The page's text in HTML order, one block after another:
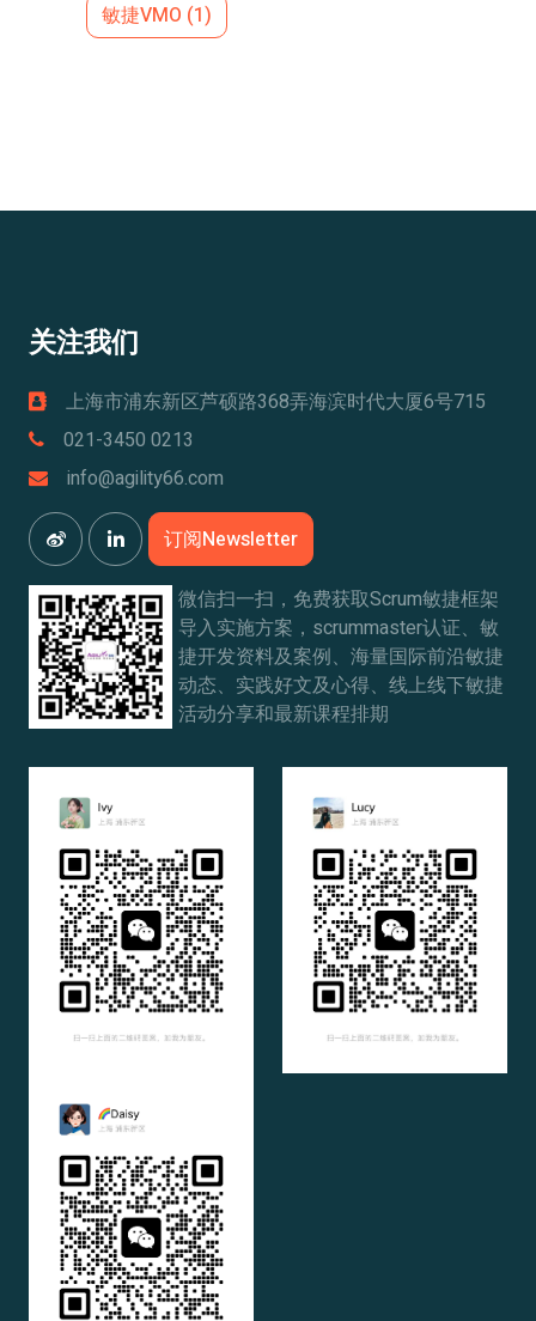
敏捷VMO (1)
关注我们
上海市浦东新区芦硕路368弄海滨时代大厦6号715
021-3450 0213
info@agility66.com
订阅Newsletter
微信扫一扫，免费获取Scrum敏捷框架
导入实施方案，scrummaster认证、敏
捷开发资料及案例、海量国际前沿敏捷
动态、实践好文及心得、线上线下敏捷
活动分享和最新课程排期